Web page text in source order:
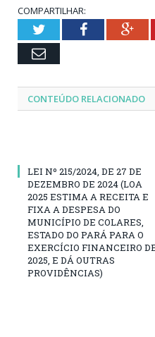
COMPARTILHAR:
TwitterFacebook
Email
CONTEÚDO RELACIONADO
LEI Nº 215/2024, DE 27 DE
DEZEMBRO DE 2024 (LOA
2025 ESTIMA A RECEITA E
FIXA A DESPESA DO
MUNICÍPIO DE COLARES,
ESTADO DO PARÁ PARA O
EXERCÍCIO FINANCEIRO
2025, E DÁ OUTRAS
PROVIDÊNCIAS)